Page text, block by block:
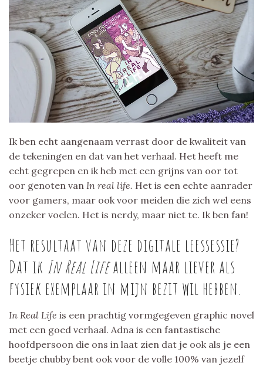
Ik ben echt aangenaam verrast door de kwaliteit van
de tekeningen en dat van het verhaal. Het heeft me
echt gegrepen en ik heb met een grijns van oor tot
oor genoten van In real life. Het is een echte aanrader
voor gamers, maar ook voor meiden die zich wel eens
onzeker voelen. Het is nerdy, maar niet te. Ik ben fan!
Het resultaat van deze digitale leessessie?
Dat ik In Real Lifealleen maar liever als
fysiek exemplaar in mijn bezit wil hebben.
In Real Life is een prachtig vormgegeven graphic novel
met een goed verhaal. Adna is een fantastische
hoofdpersoon die ons in laat zien dat je ook als je een
beetje chubby bent ook voor de volle 100% van jezelf